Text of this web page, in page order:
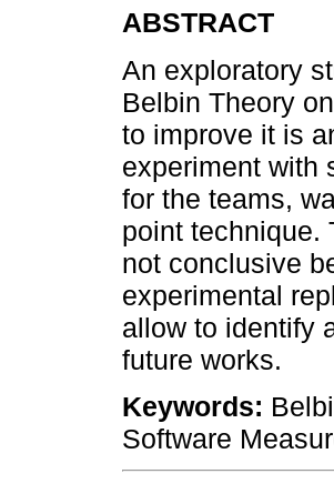
ABSTRACT
An exploratory
Belbin Theory
to improve it is
experiment with
for the teams,
point technique.
not conclusive
experimental
allow to identify
future works.
Keywords:
Software